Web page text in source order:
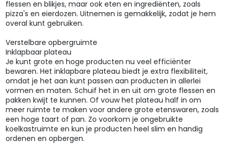
flessen en blikjes, maar ook eten en ingrediënten, zoals
pizza's en eierdozen. Uitnemen is gemakkelijk, zodat je hem
overal kunt gebruiken.
Verstelbare opbergruimte
Inklapbaar plateau
Je kunt grote en hoge producten nu veel efficiënter
bewaren. Het inklapbare plateau biedt je extra flexibiliteit,
omdat je het aan kunt passen aan producten in allerlei
vormen en maten. Schuif het in en uit om grote flessen en
pakken kwijt te kunnen. Of vouw het plateau half in om
meer ruimte te maken voor andere grote etenswaren, zoals
een hoge taart of pan. Zo voorkom je ongebruikte
koelkastruimte en kun je producten heel slim en handig
ordenen en opbergen.